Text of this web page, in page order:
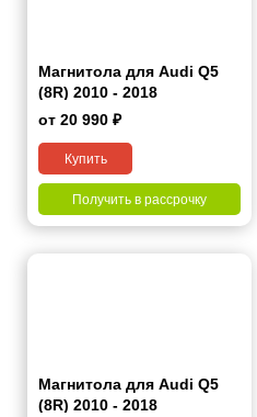
Магнитола для Audi Q5
(8R) 2010 - 2018
от 20 990 ₽
Купить
Получить в рассрочку
Магнитола для Audi Q5
(8R) 2010 - 2018